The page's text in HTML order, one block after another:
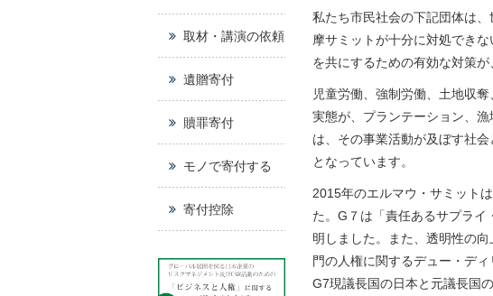
私たち市民社会の下記団体は
摩サミットが十分に対処でき
を共にするための有効な対策
児童労働、強制労働、土地収
実態が、プランテーション、
は、その事業活動が及ぼす社
となっています。
2015年のエルマウ・サミット
た。G７は「責任あるサプラ
明しました。また、透明性の
門の人権に関するデュー・デ
G7現議長国の日本と元議長国
取材・講演の依頼
遺贈寄付
贖罪寄付
モノで寄付する
寄付控除